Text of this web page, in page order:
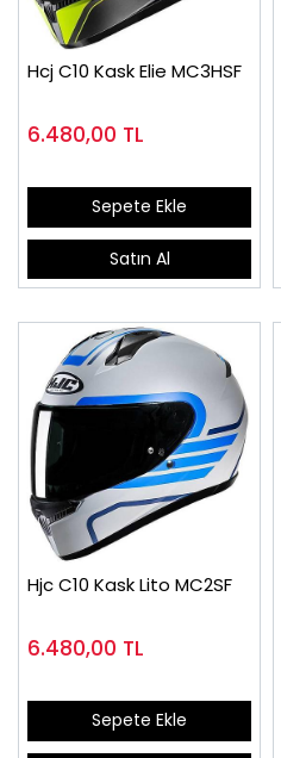
Hcj C10 Kask Elie MC3HSF
6.480,00 TL
Sepete Ekle
Satın Al
Hjc C10 Kask Lito MC2SF
6.480,00 TL
Sepete Ekle